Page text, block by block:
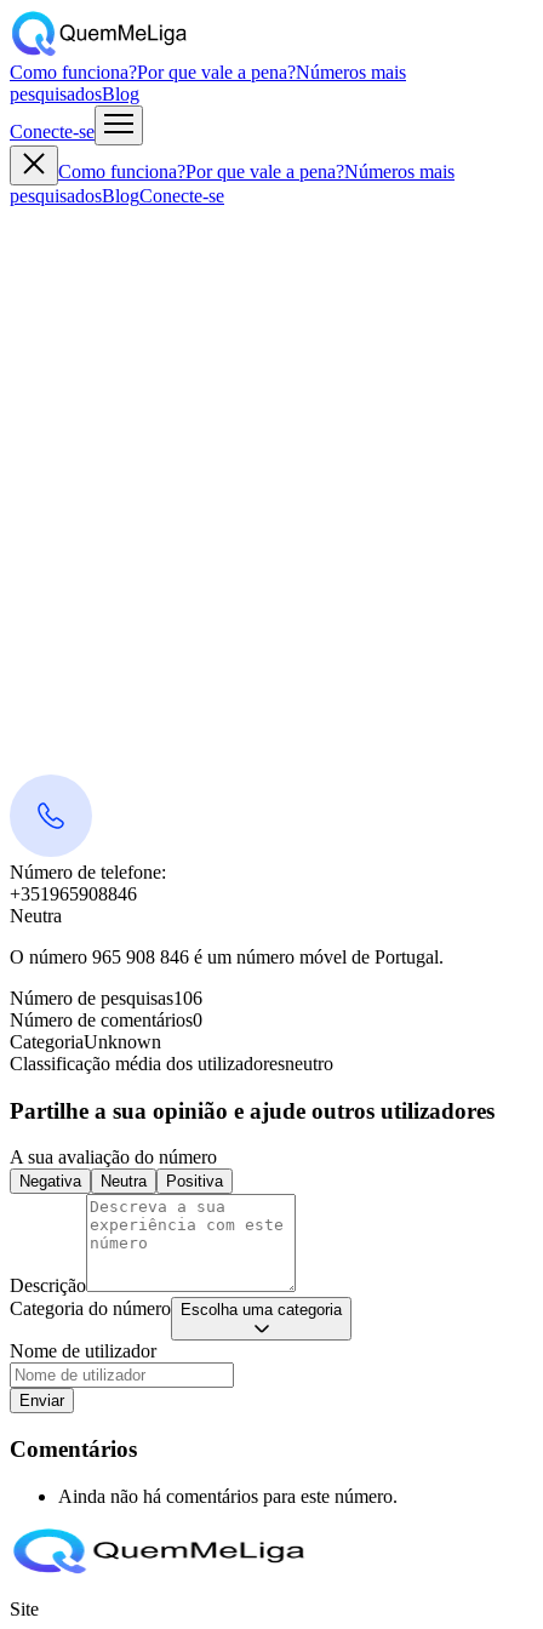
Como funciona?Por que vale a pena?Números mais
pesquisadosBlog
Conecte-se
Como funciona?Por que vale a pena?Números mais
pesquisadosBlogConecte-se
Número de telefone:
+351965908846
Neutra
O número 965 908 846 é um número móvel de Portugal.
Número de pesquisas106
Número de comentários0
CategoriaUnknown
Classificação média dos utilizadoresneutro
Partilhe a sua opinião e ajude outros utilizadores
A sua avaliação do número
Negativa Neutra Positiva
Descrição
Categoria do número
Escolha uma categoria
Nome de utilizador
Enviar
Comentários
Ainda não há comentários para este número.
Site